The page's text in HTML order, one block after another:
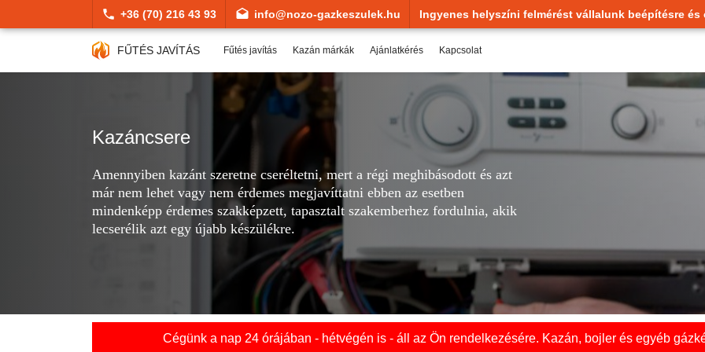
+36 (70) 216 43 93 info@nozo-gazkeszulek.hu Ingyenes helyszíni felmérést vállalunk beépítésre és
FŰTÉS JAVÍTÁS Fűtés javítás Kazán márkák Ajánlatkérés Kapcsolat
Kazáncsere
Amennyiben kazánt szeretne cseréltetni, mert a régi meghibásodott és azt
már nem lehet vagy nem érdemes megjavíttatni ebben az esetben
mindenképp érdemes szakképzett, tapasztalt szakemberhez fordulnia, akik
lecserélik azt egy újabb készülékre.
Cégünk a nap 24 órájában - hétvégén is - áll az Ön rendelkezésére. Kazán, bojler és egyéb